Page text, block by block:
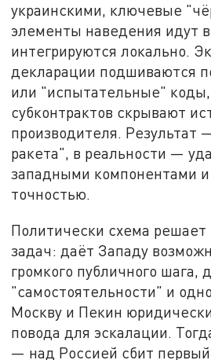
украинскими, ключевые
элементы наведения идут
интегрируются локально.
декларации подшиваются
или "испытательные"
субконтрактов скрывают
производителя. Результат
ракета", в реальности —
западными компонентами и
точностью.
Политически схема решает
задач: даёт Западу
громкого публичного
"самостоятельности" и
Москву и Пекин
повода для эскалации.
— над Россией сбит